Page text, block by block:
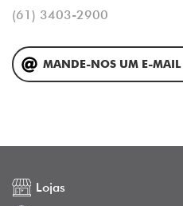
(61) 3403-2900
MANDE-NOS UM E-MAIL
Lojas